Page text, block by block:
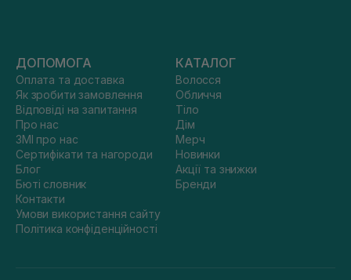
ДОПОМОГА
Оплата та доставка
Як зробити замовлення
Відповіді на запитання
Про нас
ЗМІ про нас
Сертифікати та нагороди
Блог
Бюті словник
Контакти
Умови використання сайту
Політика конфіденційності
КАТАЛОГ
Волосся
Обличчя
Тіло
Дім
Мерч
Новинки
Акції та знижки
Бренди